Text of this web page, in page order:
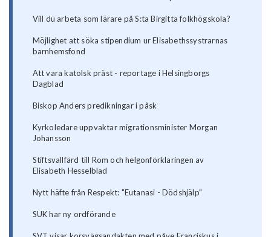
Vill du arbeta som lärare på S:ta Birgitta folkhögskola?
Möjlighet att söka stipendium ur Elisabethssystrarnas
barnhemsfond
Att vara katolsk präst - reportage i Helsingborgs
Dagblad
Biskop Anders predikningar i påsk
Kyrkoledare uppvaktar migrationsminister Morgan
Johansson
Stiftsvallfärd till Rom och helgonförklaringen av
Elisabeth Hesselblad
Nytt häfte från Respekt: "Eutanasi - Dödshjälp"
SUK har ny ordförande